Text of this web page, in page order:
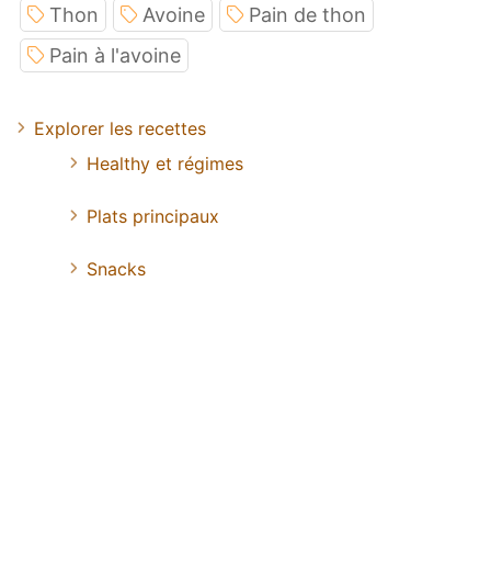
Thon
Avoine
Pain de thon
Pain à l'avoine
Explorer les recettes
Healthy et régimes
Plats principaux
Snacks